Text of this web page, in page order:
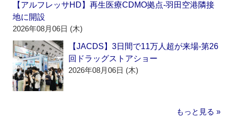
【アルフレッサHD】再生医療CDMO拠点‐羽田空港隣接
地に開設
2026年08月06日 (木)
【JACDS】3日間で11万人超が来場‐第26
回ドラッグストアショー
2026年08月06日 (木)
もっと見る »